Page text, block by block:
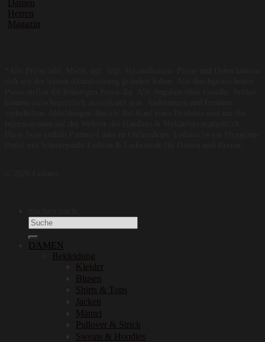
Damen
Herren
Magazin
DAMEN
Bekleidung
Kleider
Blusen
Shirts & Tops
Jacken
Mäntel
Pullover & Strick
Sweats & Hoodies